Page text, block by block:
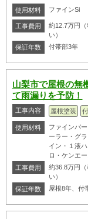
使用材料 ファインSi
工事費用
約12.7万円
い）
保証年数
付帯部3年
山梨市で屋根の無
て雨漏りを予防！
工事内容 屋根塗装
使用材料
ファインパ
ーラー・グ
イン・１液
ロ・ケンエ
工事費用
約36.8万円
い）
保証年数
屋根8年、付